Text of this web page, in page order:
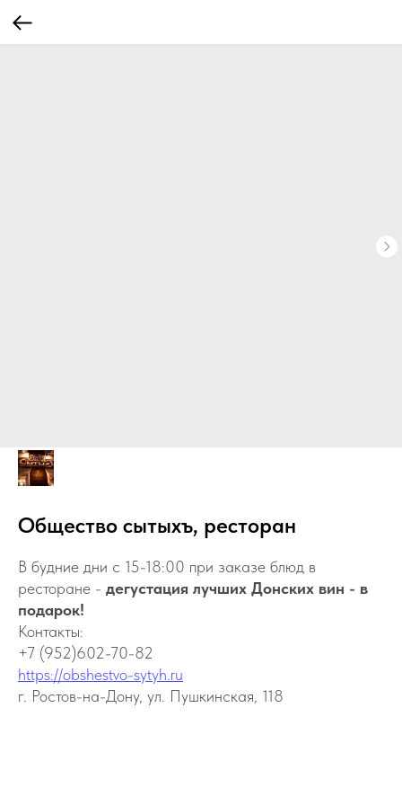
Общество сытыхъ, ресторан
В будние дни с 15-18:00 при заказе блюд в
ресторане - дегустация лучших Донских вин - в
подарок!
Контакты:
+7 (952)602-70-82
https://obshestvo-sytyh.ru
г. Ростов-на-Дону, ул. Пушкинская, 118